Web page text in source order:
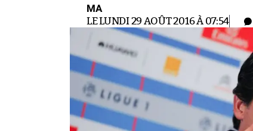
MA
LE LUNDI 29 AOÛT 2016 À 07:54